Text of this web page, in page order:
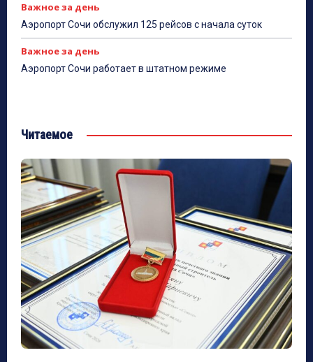
Важное за день
Аэропорт Сочи обслужил 125 рейсов с начала суток
Важное за день
Аэропорт Сочи работает в штатном режиме
Читаемое